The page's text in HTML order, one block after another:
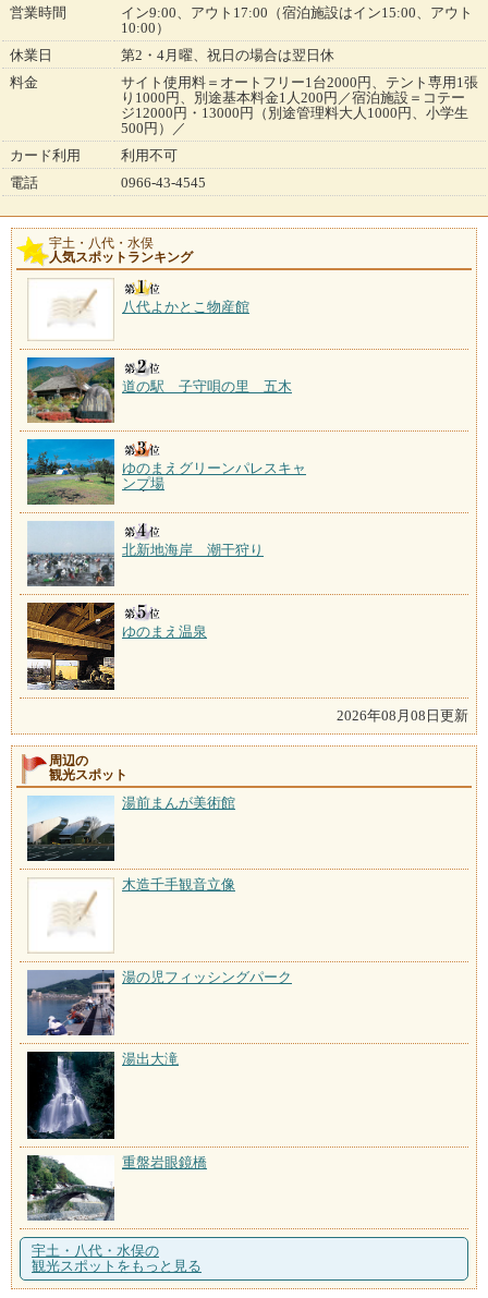
営業時間
イン9:00、アウト17:00（宿泊施設はイン15:00、アウト
10:00）
休業日
第2・4月曜、祝日の場合は翌日休
料金
サイト使用料＝オートフリー1台2000円、テント専用1張
り1000円、別途基本料金1人200円／宿泊施設＝コテー
ジ12000円・13000円（別途管理料大人1000円、小学生
500円）／
カード利用
利用不可
電話
0966-43-4545
宇土・八代・水俣
人気スポットランキング
八代よかとこ物産館
道の駅 子守唄の里 五木
ゆのまえグリーンパレスキャ
ンプ場
北新地海岸 潮干狩り
ゆのまえ温泉
2026年08月08日更新
周辺の
観光スポット
湯前まんが美術館
木造千手観音立像
湯の児フィッシングパーク
湯出大滝
重盤岩眼鏡橋
宇土・八代・水俣の
観光スポットをもっと見る